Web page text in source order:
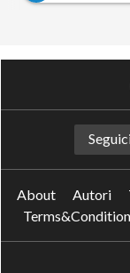
About Autori